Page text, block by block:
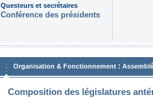
Questeurs et secrétaires
Conférence des présidents
Organisation & Fonctionnement :
Composition des législatures